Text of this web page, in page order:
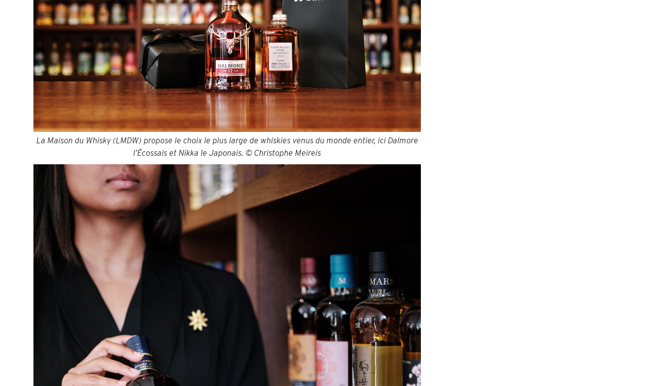
La Maison du Whisky (LMDW) propose le choix le plus large de whiskies venus du monde entier, ici Dalmore
l’Écossais et Nikka le Japonais. © Christophe Meireis